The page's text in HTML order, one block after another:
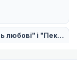
любові" і "Пекло